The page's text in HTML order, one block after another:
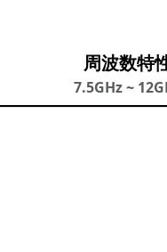
周波数特
7.5GHz ~